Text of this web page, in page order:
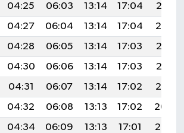
04:25 06:03 13:14 17:04
20:16
04:27 06:04 13:14 17:04
20:14
04:28 06:05 13:14 17:03
20:13
04:30 06:06 13:14 17:03
20:12
04:31 06:07 13:14 17:02
20:10
04:32 06:08 13:13 17:02
20:09
04:34 06:09 13:13 17:01
20:08